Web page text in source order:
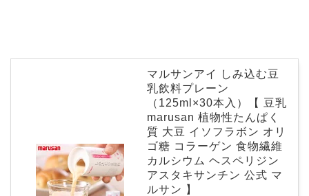
マルサンアイ しみ込む豆
乳飲料プレーン
（125ml×30本入）【 豆乳
marusan 植物性たんぱく
質 大豆 イソフラボン オリ
ゴ糖 コラーゲン 食物繊維
カルシウム ヘスペリジン
アスタキサンチン 公式 マ
ルサン 】